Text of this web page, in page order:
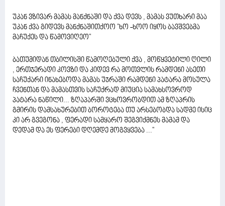
უკან ვზივარ მამას მანქნაში და ქვა დევს , მამას ვუთხარი მაა
უკან ქვა გიდევს მანქნაშითქოო "ხო -ხოო იყოს ბავშვებმა
მაჩუქეს და წამოვიღეო"
ბათუმიდან თბილისში წამოღებული ქვა , მოწყვეტილი ღილი
, ერთჯერადი კოვზი და კიდევ რა მოთვლის რამდენი ასეთი
საჩუქარი ინახებოდა მამას უჯრაში რამდენი პატარა მოსულა
ჩვენთან და მამასთვის საჩუქრად მიუცია სამახსოვროდ
პატარა ნაწილი... ზღაპარში ვცხოვრობდით ამ ზღაპრის
გმირის დამსახურებით ბოროტება თუ არსებობდა სადმე ისიც
კი არ გვეგონა , ფერადი სამყარო შეგვიქმნეს მამამ და
დედამ და ეს ფერები დღემდე მოგვყვება ...''